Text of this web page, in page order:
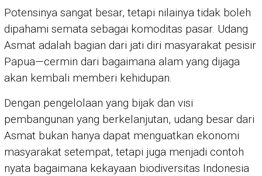
Potensinya sangat besar, tetapi nilainya tidak boleh
dipahami semata sebagai komoditas pasar. Udang
Asmat adalah bagian dari jati diri masyarakat pesisir
Papua—cermin dari bagaimana alam yang dijaga
akan kembali memberi kehidupan.
Dengan pengelolaan yang bijak dan visi
pembangunan yang berkelanjutan, udang besar dari
Asmat bukan hanya dapat menguatkan ekonomi
masyarakat setempat, tetapi juga menjadi contoh
nyata bagaimana kekayaan biodiversitas Indonesia